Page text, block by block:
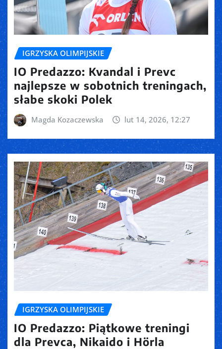
IGRZYSKA OLIMPIJSKIE
IO Predazzo: Kvandal i Prevc
najlepsze w sobotnich treningach,
słabe skoki Polek
Magda Kozaczewska lut 14, 2026, 12:27
IGRZYSKA OLIMPIJSKIE
IO Predazzo: Piątkowe treningi
dla Prevca, Nikaido i Hörla